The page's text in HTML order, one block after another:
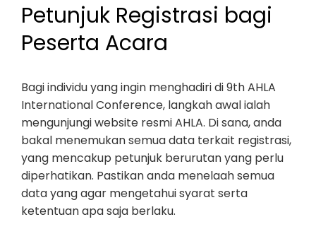
Petunjuk Registrasi bagi
Peserta Acara
Bagi individu yang ingin menghadiri di 9th AHLA
International Conference, langkah awal ialah
mengunjungi website resmi AHLA. Di sana, anda
bakal menemukan semua data terkait registrasi,
yang mencakup petunjuk berurutan yang perlu
diperhatikan. Pastikan anda menelaah semua
data yang agar mengetahui syarat serta
ketentuan apa saja berlaku.